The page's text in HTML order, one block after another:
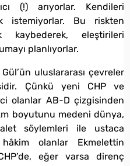
(!) arıyorlar. Kendileri
istemiyorlar. Bu riskten
kaybederek, eleştirileri
planlıyorlar.
uluslararası çevreler
Çünkü yeni CHP ve
olanlar AB-D çizgisinden
boyutunu medeni dünya,
söylemleri ile ustaca
hâkim olanlar Ekmelettin
eğer varsa direnç